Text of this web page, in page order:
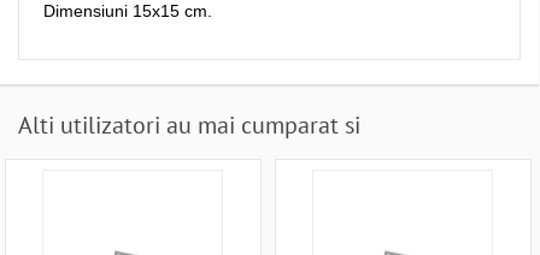
Dimensiuni 15x15 cm.
Alti utilizatori au mai cumparat si